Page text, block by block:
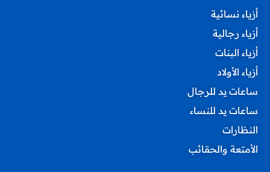
أزياء نسائية
أزياء رجالية
أزياء البنات
أزياء الأولاد
ساعات يد للرجال
ساعات يد للنساء
النظارات
الأمتعة والحقائب